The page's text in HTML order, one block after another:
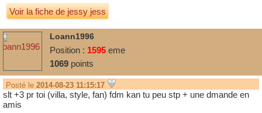
Voir la fiche de jessy jess
Loann1996
Position : 1595 eme
1069 points
Posté le 2014-08-23 11:15:17
slt +3 pr toi (villa, style, fan) fdm kan tu peu stp + une dmande en
amis